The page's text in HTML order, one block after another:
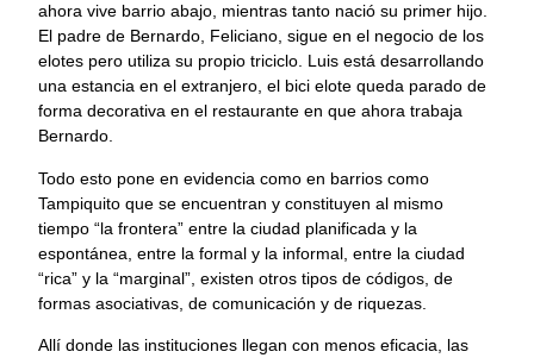
ahora vive barrio abajo, mientras tanto nació su primer hijo.
El padre de Bernardo, Feliciano, sigue en el negocio de los
elotes pero utiliza su propio triciclo. Luis está desarrollando
una estancia en el extranjero, el bici elote queda parado de
forma decorativa en el restaurante en que ahora trabaja
Bernardo.
Todo esto pone en evidencia como en barrios como
Tampiquito que se encuentran y constituyen al mismo
tiempo “la frontera” entre la ciudad planificada y la
espontánea, entre la formal y la informal, entre la ciudad
“rica” y la “marginal”, existen otros tipos de códigos, de
formas asociativas, de comunicación y de riquezas.
Allí donde las instituciones llegan con menos eficacia, las